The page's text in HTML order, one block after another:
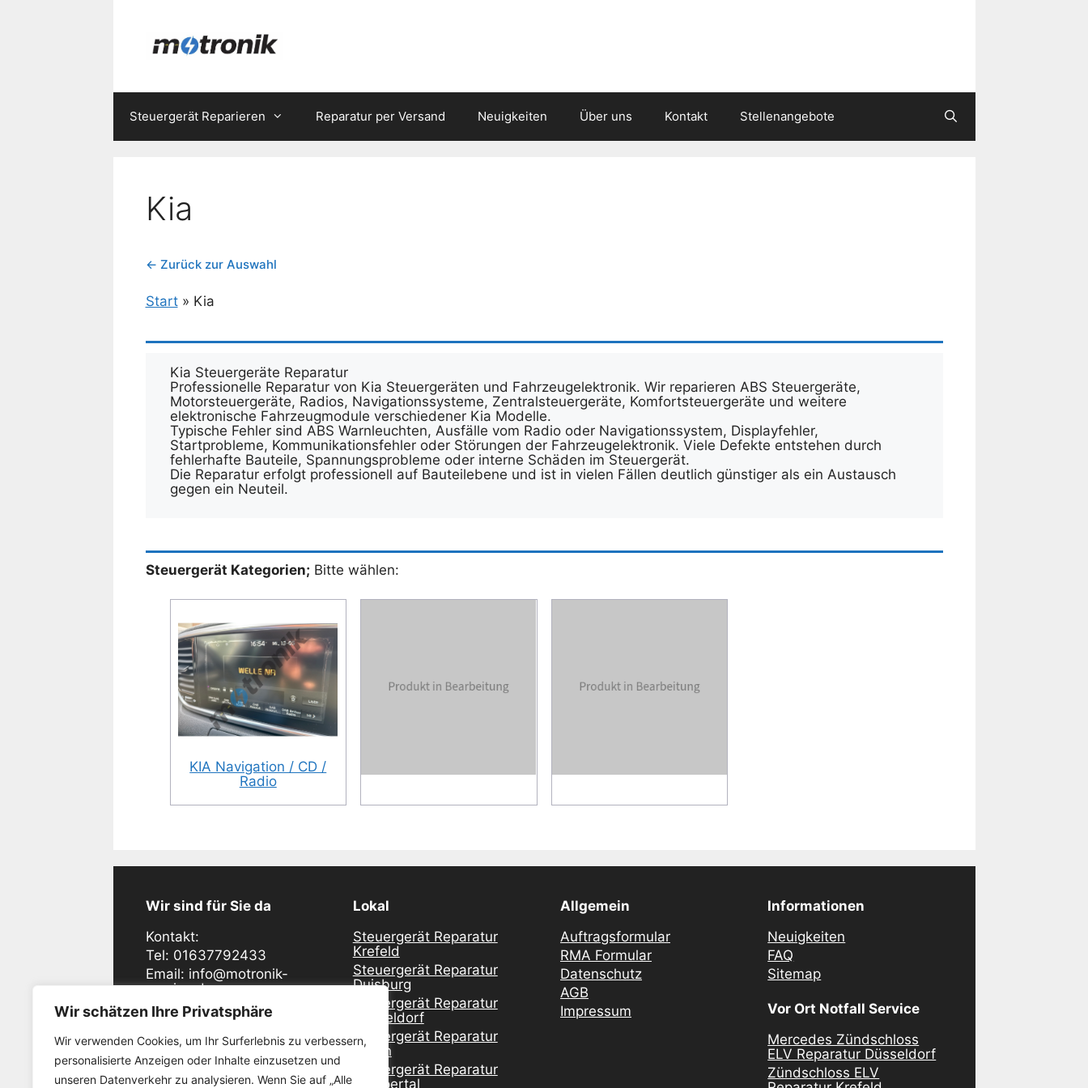
Wir schätzen Ihre Privatsphäre
Wir verwenden Cookies, um Ihr Surferlebnis zu verbessern,
personalisierte Anzeigen oder Inhalte einzusetzen und
unseren Datenverkehr zu analysieren. Wenn Sie auf „Alle
Steuergerät Reparieren Reparatur per Versand Neuigkeiten Über uns Kontakt Stellenangebote
Kia
← Zurück zur Auswahl
Start» Kia
Kia Steuergeräte Reparatur
Professionelle Reparatur von Kia Steuergeräten und Fahrzeugelektronik. Wir reparieren ABS Steuergeräte,
Motorsteuergeräte, Radios, Navigationssysteme, Zentralsteuergeräte, Komfortsteuergeräte und weitere
elektronische Fahrzeugmodule verschiedener Kia Modelle.
Typische Fehler sind ABS Warnleuchten, Ausfälle vom Radio oder Navigationssystem, Displayfehler,
Startprobleme, Kommunikationsfehler oder Störungen der Fahrzeugelektronik. Viele Defekte entstehen durch
fehlerhafte Bauteile, Spannungsprobleme oder interne Schäden im Steuergerät.
Die Reparatur erfolgt professionell auf Bauteilebene und ist in vielen Fällen deutlich günstiger als ein Austausch
gegen ein Neuteil.
Steuergerät Kategorien; Bitte wählen:
KIA Navigation / CD /
Radio
Wir sind für Sie da
Kontakt:
Tel: 01637792433
Email: info@motronik-
service.de
Industriering Ost 48
47906 Kempen
Öffnunszeiten:
Montag - Freitag
Lokal
Steuergerät Reparatur
Krefeld
Steuergerät Reparatur
Duisburg
Steuergerät Reparatur
Düsseldorf
Steuergerät Reparatur
Essen
Steuergerät Reparatur
Wuppertal
Allgemein
Auftragsformular
RMA Formular
Datenschutz
AGB
Impressum
Informationen
Neuigkeiten
FAQ
Sitemap
Vor Ort Notfall Service
Mercedes Zündschloss
ELV Reparatur Düsseldorf
Zündschloss ELV